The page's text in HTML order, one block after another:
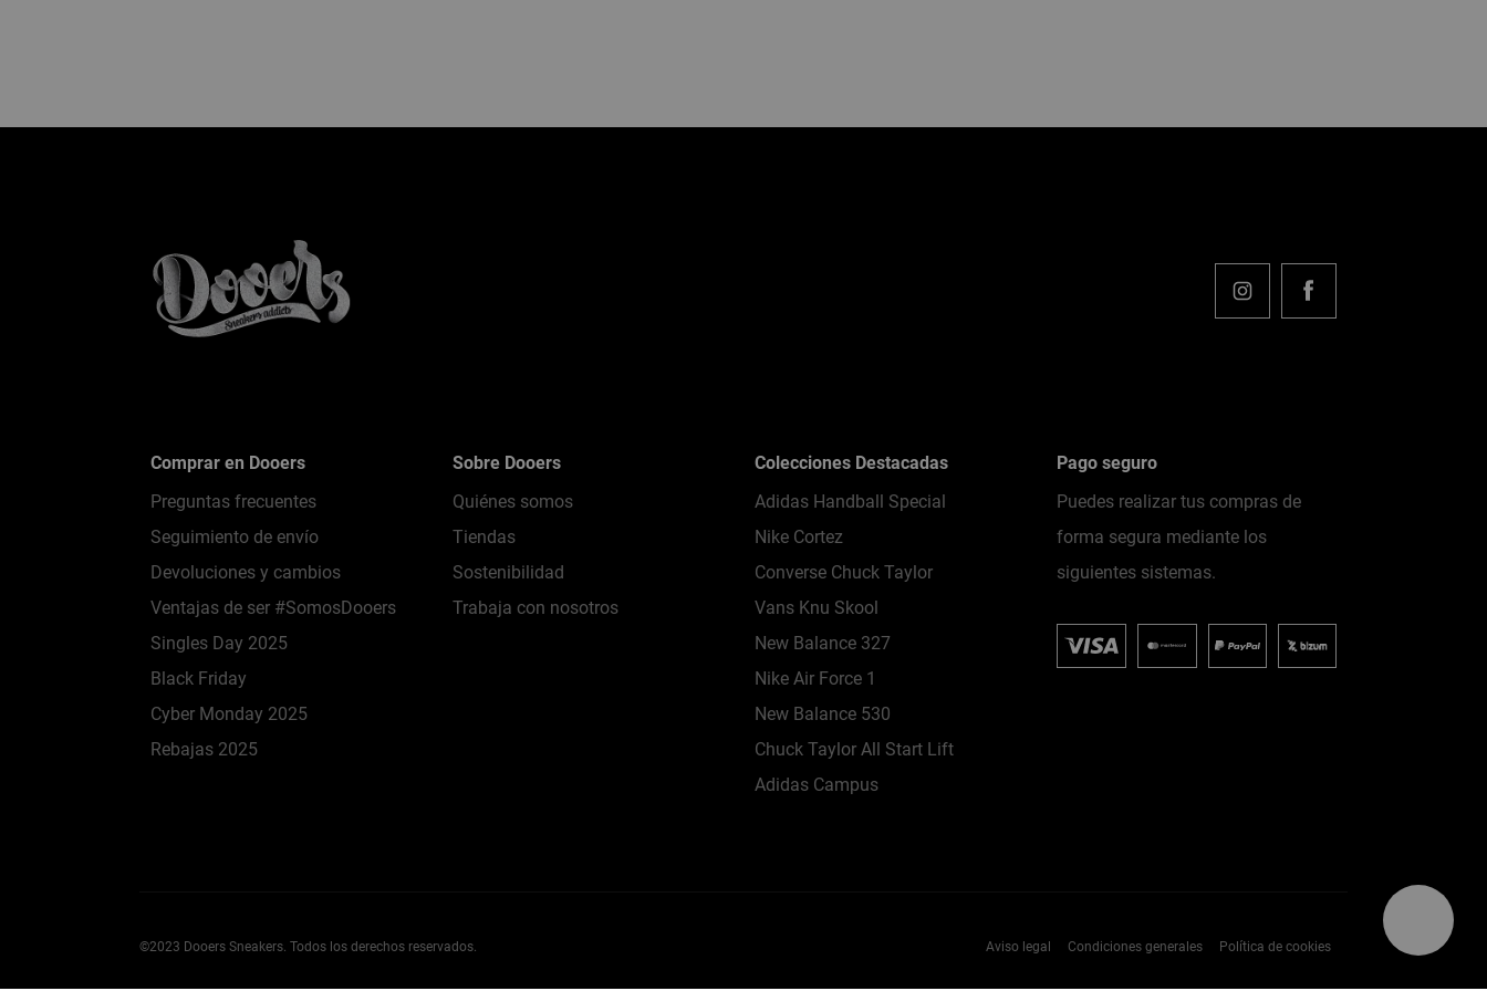
Comprar en Dooers
Preguntas frecuentes
Seguimiento de envío
Devoluciones y cambios
Ventajas de ser #SomosDooers
Singles Day 2025
Black Friday
Cyber Monday 2025
Rebajas 2025
Sobre Dooers
Quiénes somos
Tiendas
Sostenibilidad
Trabaja con nosotros
Colecciones Destacadas
Adidas Handball Special
Nike Cortez
Converse Chuck Taylor
Vans Knu Skool
New Balance 327
Nike Air Force 1
New Balance 530
Chuck Taylor All Start Lift
Adidas Campus
Pago seguro
Puedes realizar tus compras de
forma segura mediante los
siguientes sistemas.
©2023 Dooers Sneakers. Todos los derechos reservados. Aviso legal Condiciones generales Política de cookies